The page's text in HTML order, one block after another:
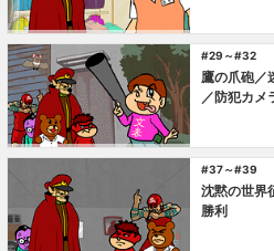
#29～#32
鷹の爪砲／
／防犯カメ
#37～#39
沈黙の世界
勝利